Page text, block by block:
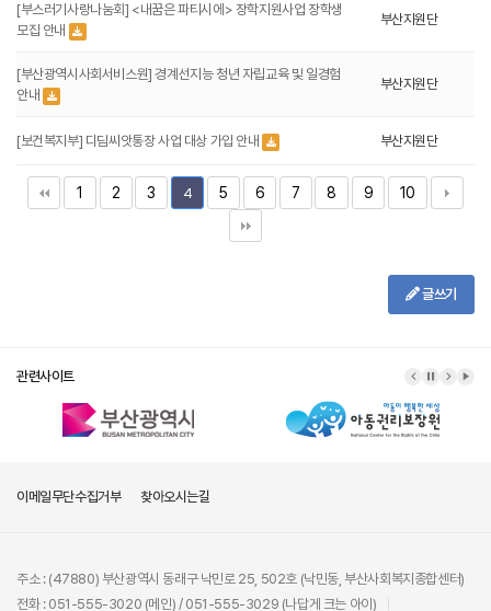
[부스러기사랑나눔회] <내꿈은 파티시에> 장학지원사업 장학생
모집 안내
부산지원단
[부산광역시사회서비스원] 경계선지능 청년 자립교육 및 일경험
안내
부산지원단
[보건복지부] 디딤씨앗통장 사업 대상 가입 안내 부산지원단
1 2 3 4 5 6 7 8 9 10
글쓰기
관련사이트
이메일무단수집거부 찾아오시는길
주소 : (47880) 부산광역시 동래구 낙민로 25, 502호 (낙민동, 부산사회복지종합센터)
전화 : 051-555-3020 (메인) / 051-555-3029 (나답게 크는 아이)